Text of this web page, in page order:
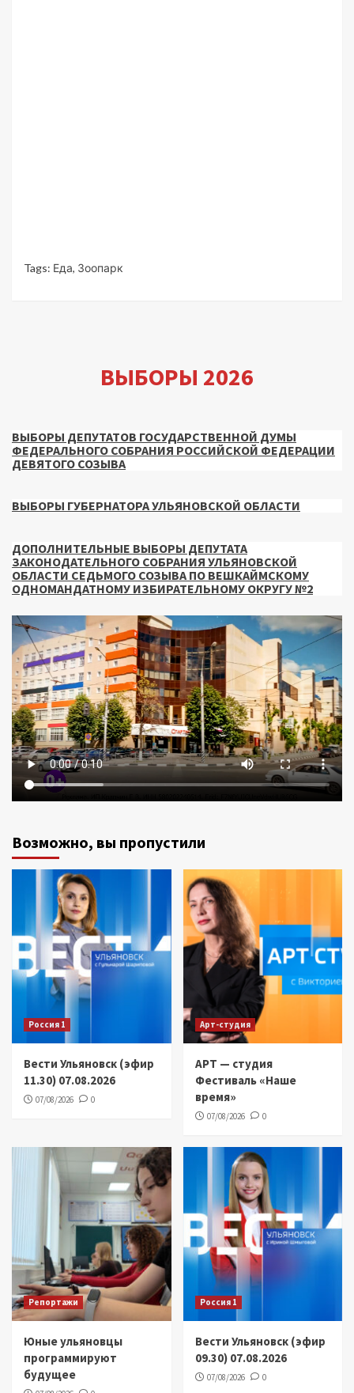
Tags: Еда, Зоопарк
ВЫБОРЫ 2026
ВЫБОРЫ ДЕПУТАТОВ ГОСУДАРСТВЕННОЙ ДУМЫ
ФЕДЕРАЛЬНОГО СОБРАНИЯ РОССИЙСКОЙ ФЕДЕРАЦИИ
ДЕВЯТОГО СОЗЫВА
ВЫБОРЫ ГУБЕРНАТОРА УЛЬЯНОВСКОЙ ОБЛАСТИ
ДОПОЛНИТЕЛЬНЫЕ ВЫБОРЫ ДЕПУТАТА
ЗАКОНОДАТЕЛЬНОГО СОБРАНИЯ УЛЬЯНОВСКОЙ
ОБЛАСТИ СЕДЬМОГО СОЗЫВА ПО ВЕШКАЙМСКОМУ
ОДНОМАНДАТНОМУ ИЗБИРАТЕЛЬНОМУ ОКРУГУ №2
Возможно, вы пропустили
Россия 1
Вести Ульяновск (эфир
11.30) 07.08.2026
07/08/2026 0
Арт-студия
АРТ — студия
Фестиваль «Наше
время»
07/08/2026 0
Репортажи
Юные ульяновцы
программируют
будущее
Россия 1
Вести Ульяновск (эфир
09.30) 07.08.2026
07/08/2026 0